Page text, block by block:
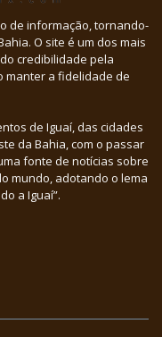
de informação, tornando-
O site é um dos mais
credibilidade pela
manter a fidelidade de
de Iguaí, das cidades
da Bahia, com o passar
fonte de notícias sobre
mundo, adotando o lema
a Iguaí”.